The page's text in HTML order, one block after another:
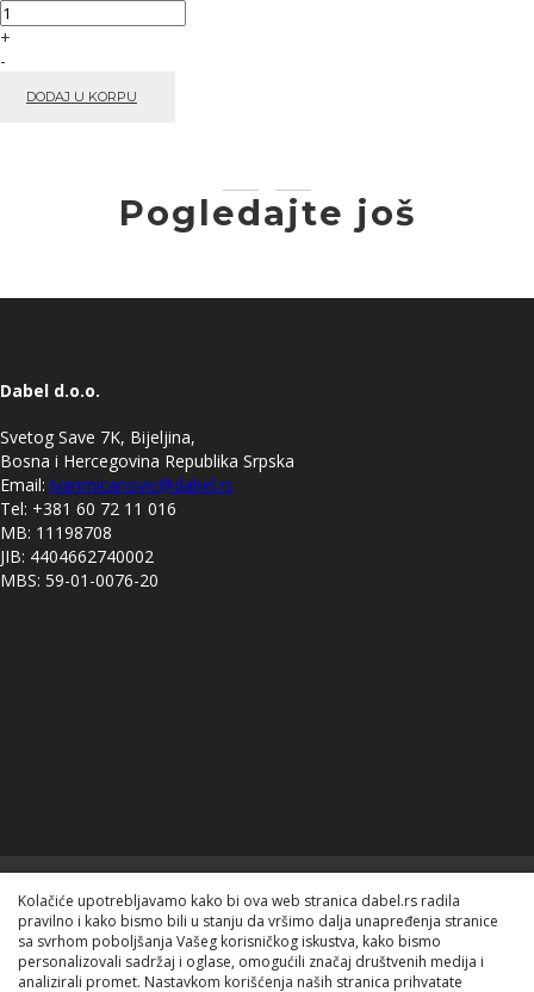
+
-
DODAJ U KORPU
Pogledajte još
Dabel d.o.o.
Svetog Save 7K, Bijeljina,
Bosna i Hercegovina Republika Srpska
Email: ivanmicanovic@dabel.rs
Tel: +381 60 72 11 016
MB: 11198708
JIB: 4404662740002
MBS: 59-01-0076-20
Dabel doo. 2020. Sva prava zadržana.
Kolačiće upotrebljavamo kako bi ova web stranica dabel.rs radila
pravilno i kako bismo bili u stanju da vršimo dalja unapređenja stranice
sa svrhom poboljšanja Vašeg korisničkog iskustva, kako bismo
personalizovali sadržaj i oglase, omogućili značaj društvenih medija i
analizirali promet. Nastavkom korišćenja naših stranica prihvatate